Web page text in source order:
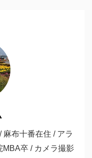
麻布十番在住 / アラ
MBA卒 / カメラ撮影